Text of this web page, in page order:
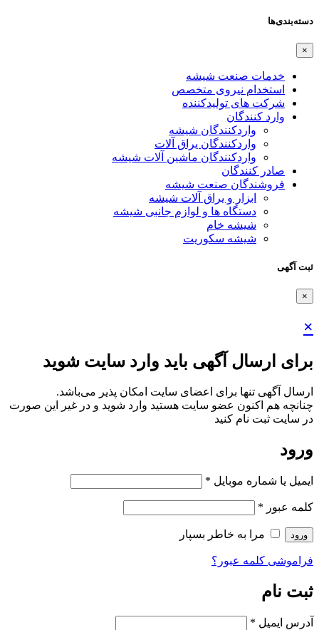
دسته‌بندی‌ها
×
خدمات صنعت شیشه
استخدام نیروی متخصص
شرکت های تولیدکننده
وارد کنندگان
واردکنندگان شیشه
واردکنندگان یراق آلات
واردکنندگان ماشین آلات شیشه
صادر کنندگان
فروشندگان صنعت شیشه
ابزار و یراق آلات شیشه
دستگاه ها و لوازم جانبی شیشه
شیشه خام
شیشه سکوریت
ثبت آگهی
×
×
برای ارسال آگهی باید وارد سایت شوید
ارسال آگهی تنها برای اعضای سایت امکان پذیر می‌باشد.
چنانچه هم‌ اکنون عضو سایت هستید وارد شوید و در غیر این صورت
در سایت ثبت نام کنید
ورود
ایمیل یا شماره موبایل *
کلمه عبور *
ورود مرا به خاطر بسپار
فراموشی کلمه عبور؟
ثبت نام
آدرس ایمیل *